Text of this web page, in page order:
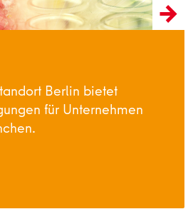
Berlin bietet
für Unternehmen